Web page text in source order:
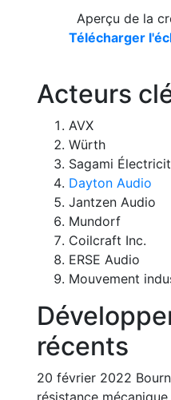
Aperçu de la
Télécharger
Acteurs
AVX
Würth
Sagami
Dayton Audio
Jantzen Audio
Mundorf
Coilcraft Inc.
ERSE Audio
Mouvement
récents
20 février 2022
résistance